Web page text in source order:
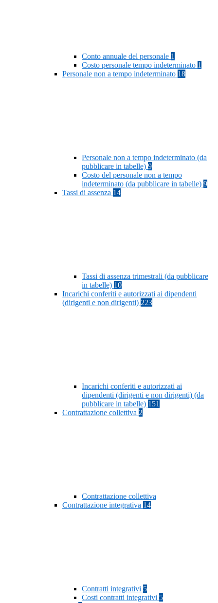
Conto annuale del personale 1
Costo personale tempo indeterminato 1
Personale non a tempo indeterminato 18
Personale non a tempo indeterminato (da
pubblicare in tabelle) 9
Costo del personale non a tempo
indeterminato (da pubblicare in tabelle) 9
Tassi di assenza 14
Tassi di assenza trimestrali (da pubblicare
in tabelle) 10
Incarichi conferiti e autorizzati ai dipendenti
(dirigenti e non dirigenti) 223
Incarichi conferiti e autorizzati ai
dipendenti (dirigenti e non dirigenti) (da
pubblicare in tabelle) 151
Contrattazione collettiva 2
Contrattazione collettiva
Contrattazione integrativa 14
Contratti integrativi 5
Costi contratti integrativi 5